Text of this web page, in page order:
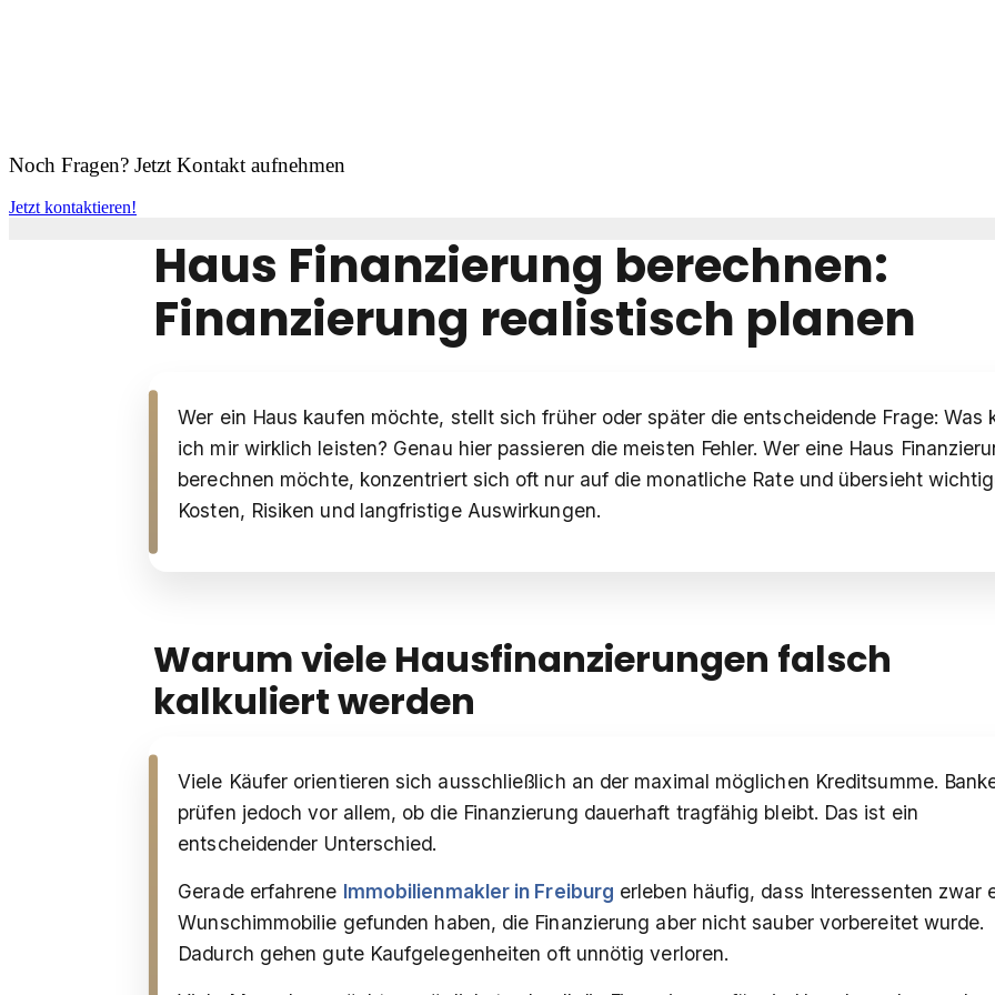
Noch Fragen? Jetzt Kontakt aufnehmen
Jetzt kontaktieren!
Haus Finanzierung berechnen:
Finanzierung realistisch planen
Wer ein Haus kaufen möchte, stellt sich früher oder später die entscheidende Frage: Was
ich mir wirklich leisten? Genau hier passieren die meisten Fehler. Wer eine Haus
berechnen möchte, konzentriert sich oft nur auf die monatliche Rate und übersieht
Kosten, Risiken und langfristige Auswirkungen.
Warum viele Hausfinanzierungen falsch
kalkuliert werden
Viele Käufer orientieren sich ausschließlich an der maximal möglichen Kreditsumme.
prüfen jedoch vor allem, ob die Finanzierung dauerhaft tragfähig bleibt. Das ist ein
entscheidender Unterschied.
Gerade erfahrene Immobilienmakler in Freiburg erleben häufig, dass Interessenten zwar
Wunschimmobilie gefunden haben, die Finanzierung aber nicht sauber vorbereitet wurde.
Dadurch gehen gute Kaufgelegenheiten oft unnötig verloren.